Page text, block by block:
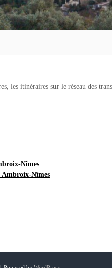
les itinéraires sur le réseau des
Nîmes
Ambroix-Nîmes